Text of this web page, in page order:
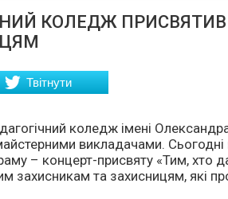
КОЛЕДЖ
Твітнути
коледж імені
викладачами.
– концерт-присвяту «Тим, хто
захисникам та захисницям,